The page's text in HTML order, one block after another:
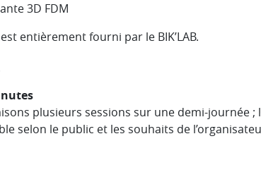
3D FDM
entièrement fourni par le BIK’LAB.
plusieurs sessions sur une demi-journée ;
selon le public et les souhaits de